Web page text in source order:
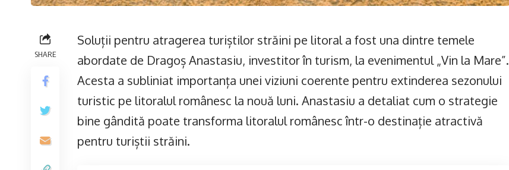
SHARE
Soluții pentru atragerea turiștilor străini pe litoral a fost una dintre temele
abordate de Dragoș Anastasiu, investitor în turism, la evenimentul „Vin la Mare”.
Acesta a subliniat importanța unei viziuni coerente pentru extinderea sezonului
turistic pe litoralul românesc la nouă luni. Anastasiu a detaliat cum o strategie
bine gândită poate transforma litoralul românesc într-o destinație atractivă
pentru turiștii străini.